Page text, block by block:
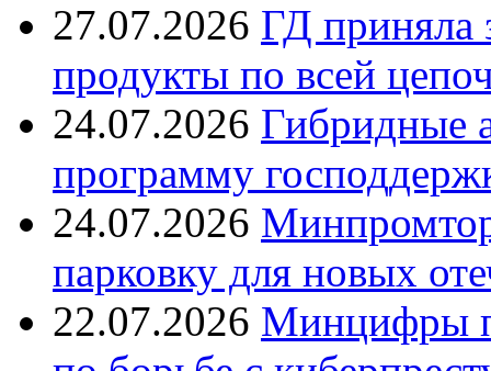
27.07.2026 ГД приняла
продукты по всей
24.07.2026 Гибридные
программу
24.07.2026
парковку для новых
22.07.2026 Минцифры